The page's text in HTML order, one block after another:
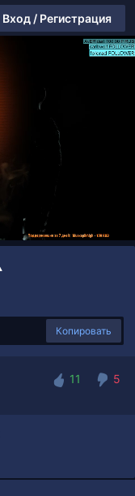
Вход / Регистрация
Копировать
11
5